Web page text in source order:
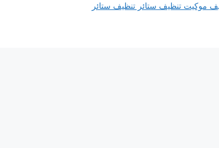
موكيت تنظيف ستائر تنظيف ستائر